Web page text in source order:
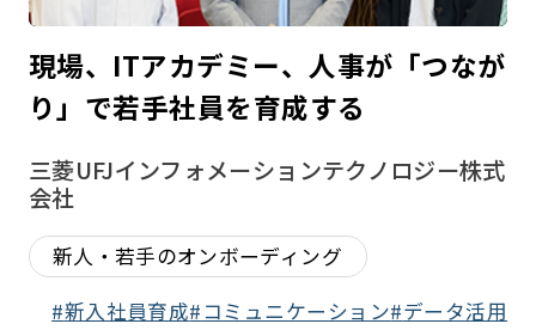
現場、ITアカデミー、人事が「つなが
り」で若手社員を育成する
三菱UFJインフォメーションテクノロジー株式
会社
新人・若手のオンボーディング
新入社員育成
コミュニケーション データ活用